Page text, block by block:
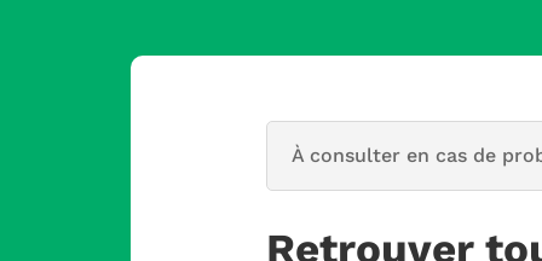
À consulter en cas de
Retrouver